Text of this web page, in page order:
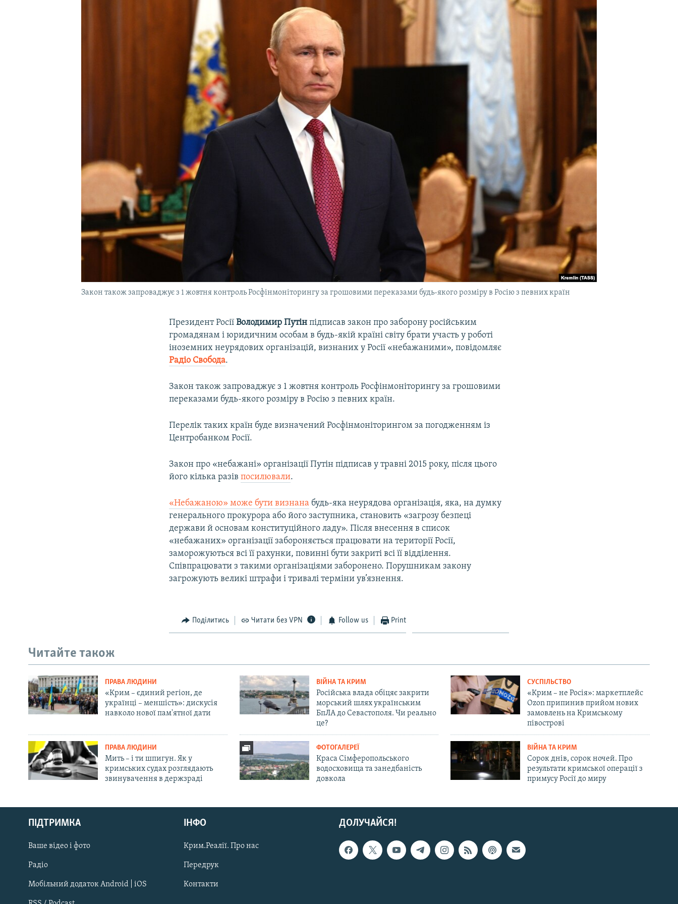
Русский
Qırımtatar
ДОЛУЧАЙСЯ!
Закон також запроваджує з 1 жовтня контроль Росфінмоніторингу за грошовими переказами будь-якого розміру в Росію з певних країн
Президент РосіїВолодимир Путін підписав закон про заборону російським
громадянам і юридичним особам в будь-якій країні світу брати участь у роботі
іноземних неурядових організацій, визнаних у Росії «небажаними», повідомляє
Радіо Свобода.
Закон також запроваджує з 1 жовтня контроль Росфінмоніторингу за грошовими
переказами будь-якого розміру в Росію з певних країн.
Перелік таких країн буде визначений Росфінмоніторингом за погодженням із
Центробанком Росії.
Закон про «небажані» організації Путін підписав у травні 2015 року, після цього
його кілька разівпосилювали.
«Небажаною» може бути визнана будь-яка неурядова організація, яка, на думку
генерального прокурора або його заступника, становить «загрозу безпеці
держави й основам конституційного ладу». Після внесення в список
«небажаних» організації забороняється працювати на території Росії,
заморожуються всі її рахунки, повинні бути закриті всі її відділення.
Співпрацювати з такими організаціями заборонено. Порушникам закону
загрожують великі штрафи і тривалі терміни ув’язнення.
Поділитись Читати без VPN Follow us Print
Читайте також
ПРАВА ЛЮДИНИ
«Крим – єдиний регіон, де
українці – меншість»: дискусія
навколо нової пам'ятної дати
ВІЙНА ТА КРИМ
Російська влада обіцяє закрити
морський шлях українським
БпЛА до Севастополя. Чи реально
це?
СУСПІЛЬСТВО
«Крим – не Росія»: маркетплейс
Ozon припинив прийом нових
замовлень на Кримському
півострові
ПРАВА ЛЮДИНИ
Мить – і ти шпигун. Як у
кримських судах розглядають
звинувачення в держзраді
ФОТОГАЛЕРЕЇ
Краса Сімферопольського
водосховища та занедбаність
довкола
ВІЙНА ТА КРИМ
Сорок днів, сорок ночей. Про
результати кримської операції з
примусу Росії до миру
ДОЛУЧАЙСЯ!
ПІДТРИМКА
Ваше відео і фото
Радіо
Мобільний додаток Android | iOS
ІНФО
Крим.Реалії. Про нас
Передрук
Контакти